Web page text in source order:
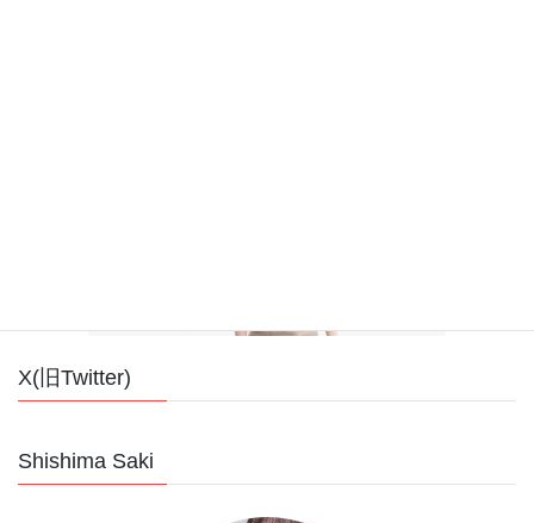
X(旧Twitter)
Shishima Saki